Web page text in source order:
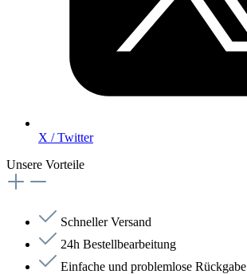
X / Twitter
Unsere Vorteile
Schneller Versand
24h Bestellbearbeitung
Einfache und problemlose Rückgabe